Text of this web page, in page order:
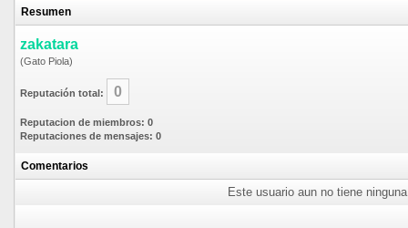
Resumen
zakatara
(Gato Piola)
Reputación total: 0
Reputacion de miembros: 0
Reputaciones de mensajes: 0
Comentarios
Este usuario aun no tiene